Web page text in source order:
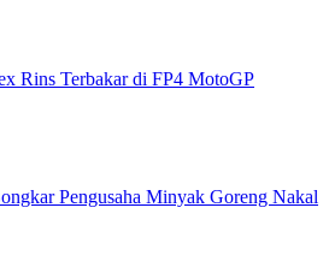
Rins Terbakar di FP4 MotoGP
Pengusaha Minyak Goreng Nakal